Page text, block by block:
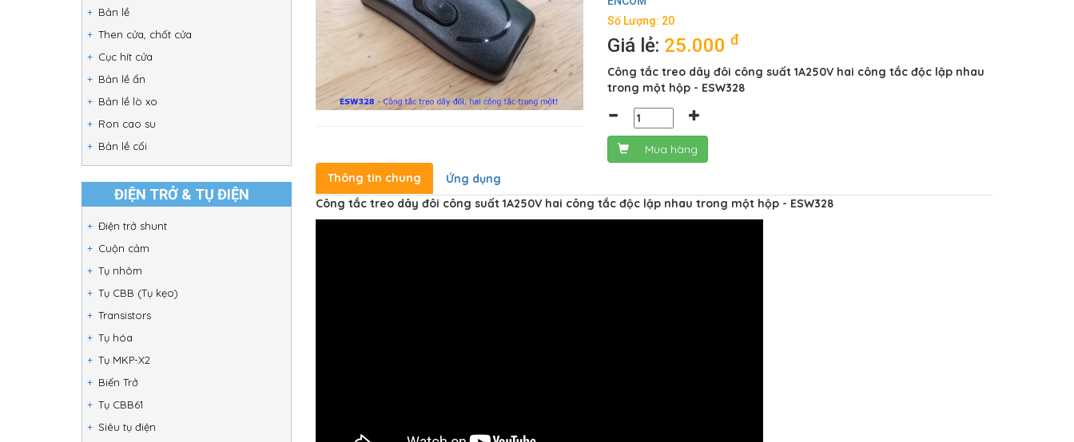
Bản lề
Then cửa, chốt cửa
Cục hít cửa
Bản lề ẩn
Bản lề lò xo
Ron cao su
Bản lề cối
ĐIỆN TRỞ & TỤ ĐIỆN
Điện trở shunt
Cuộn cảm
Tụ nhôm
Tụ CBB (Tụ kẹo)
Transistors
Tụ hóa
Tụ MKP-X2
Biến Trở
Tụ CBB61
Siêu tụ điện
Số Lượng: 20
Giá lẻ: 25.000đ
Công tắc treo dây đôi công suất 1A250V hai công tắc độc lập nhau
trong một hộp - ESW328
Mua hàng
Thông tin chung
Ứng dụng
Công tắc treo dây đôi công suất 1A250V hai công tắc độc lập nhau trong một hộp - ESW328